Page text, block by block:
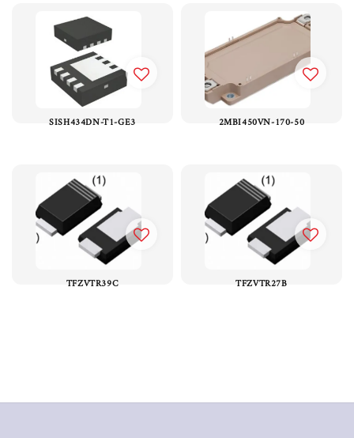
SISH434DN-T1-GE3 2MBI450VN-170-50
TFZVTR39C TFZVTR27B